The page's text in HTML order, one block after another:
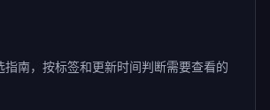
指南，按标签和更新时间判断需要查看的